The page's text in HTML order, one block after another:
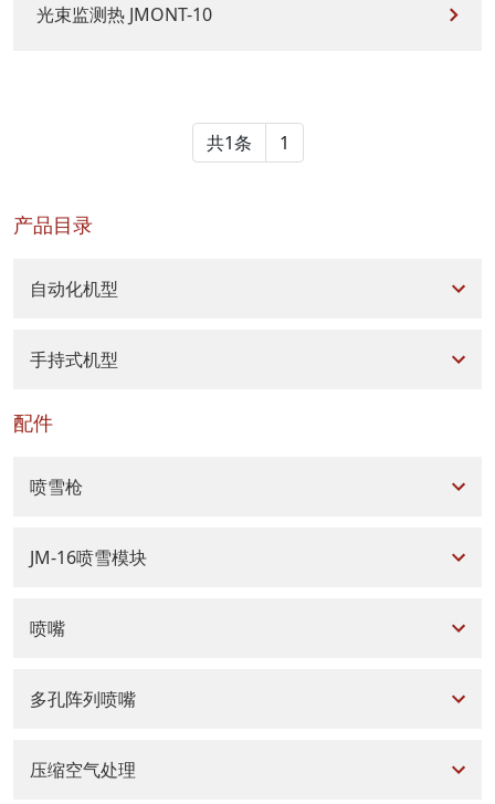
光束监测热 JMONT-10
共1条 1
产品目录
自动化机型
手持式机型
配件
喷雪枪
JM-16喷雪模块
喷嘴
多孔阵列喷嘴
压缩空气处理